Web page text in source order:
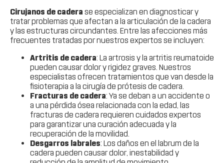
Cirujanos de cadera se especializan en diagnosticar y
tratar problemas que afectan a la articulación de la cadera
y las estructuras circundantes. Entre las afecciones más
frecuentes tratadas por nuestros expertos se incluyen:
Artritis de cadera: La artrosis y la artritis reumatoide
pueden causar dolor y rigidez graves. Nuestros
especialistas ofrecen tratamientos que van desde la
fisioterapia a la cirugía de prótesis de cadera.
Fracturas de cadera: Ya se deban a un accidente o
a una pérdida ósea relacionada con la edad, las
fracturas de cadera requieren cuidados expertos
para garantizar una curación adecuada y la
recuperación de la movilidad.
Desgarros labrales: Los daños en el labrum de la
cadera pueden causar dolor, inestabilidad y